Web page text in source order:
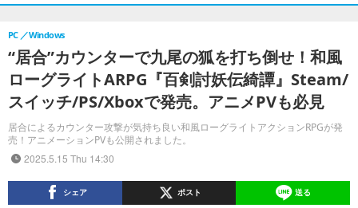
“居合”カウンターで九尾の狐を打ち倒せ！和風
ローグライトARPG『百剣討妖伝綺譚』Steam/
スイッチ/PS/Xboxで発売。アニメPVも必見
居合によるカウンター攻撃が気持ち良い和風ローグライトアクションRPGが発
売！アニメーションPVも公開されました。
PC Windows
2025.5.15 Thu 14:30
シェア ポスト 送る